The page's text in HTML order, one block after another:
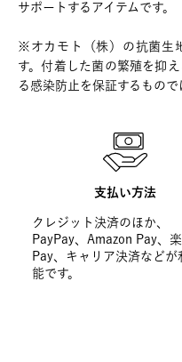
サポートするアイテムです。
※オカモト（株）の抗菌生
す。付着した菌の繁殖を抑
る感染防止を保証するもので
支払い方法
クレジット決済のほか、
PayPay、Amazon Pay、
Pay、キャリア決済などが
能です。